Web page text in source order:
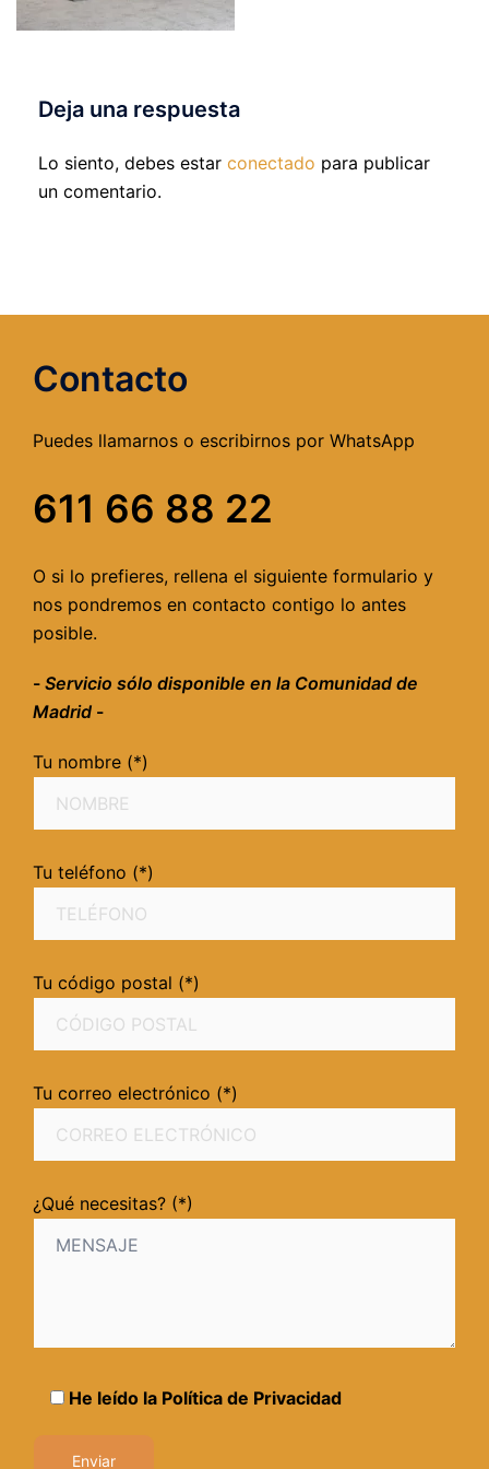
Deja una respuesta
Lo siento, debes estar conectado para publicar
un comentario.
Contacto
Puedes llamarnos o escribirnos por WhatsApp
611 66 88 22
O si lo prefieres, rellena el siguiente formulario y
nos pondremos en contacto contigo lo antes
posible.
- Servicio sólo disponible en la Comunidad de
Madrid -
Tu nombre (*)
Tu teléfono (*)
Tu código postal (*)
Tu correo electrónico (*)
¿Qué necesitas? (*)
He leído la Política de Privacidad